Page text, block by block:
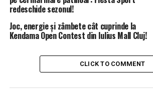
redeschide sezonul!
Joc, energie și zâmbete cât cuprinde la
Kendama Open Contest din Iulius Mall Cluj!
CLICK TO COMMENT